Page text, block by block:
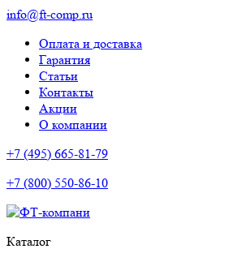
info@ft-comp.ru
Оплата и доставка
Гарантия
Статьи
Контакты
Акции
О компании
+7 (495) 665-81-79
+7 (800) 550-86-10
Каталог